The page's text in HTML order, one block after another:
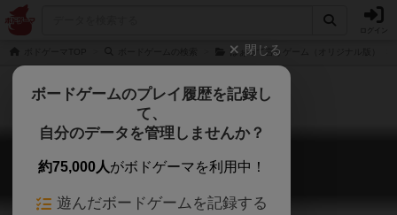
はぁって言うゲーム（オリジナル版）
はぁって言うゲーム３
Ha tte iu Game 3
閉じる
ボードゲームのプレイ履歴を記録し
て、
自分のデータを管理しませんか？
約75,000人がボドゲーマを利用中！
遊んだボードゲームを記録する